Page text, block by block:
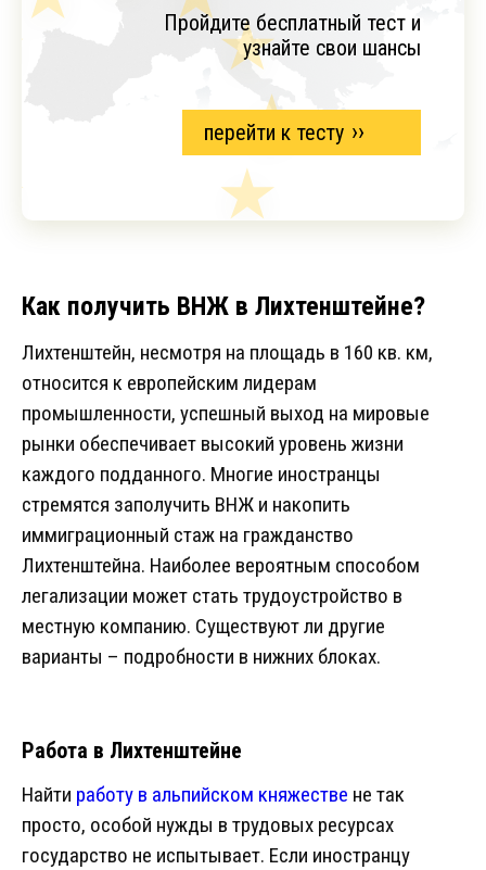
Пройдите бесплатный тест и
узнайте свои шансы
перейти к тесту
Как получить ВНЖ в Лихтенштейне?
Лихтенштейн, несмотря на площадь в 160 кв. км,
относится к европейским лидерам
промышленности, успешный выход на мировые
рынки обеспечивает высокий уровень жизни
каждого подданного. Многие иностранцы
стремятся заполучить ВНЖ и накопить
иммиграционный стаж на гражданство
Лихтенштейна. Наиболее вероятным способом
легализации может стать трудоустройство в
местную компанию. Существуют ли другие
варианты – подробности в нижних блоках.
Работа в Лихтенштейне
Найти работу в альпийском княжестве не так
просто, особой нужды в трудовых ресурсах
государство не испытывает. Если иностранцу